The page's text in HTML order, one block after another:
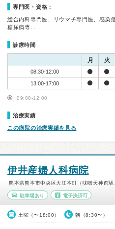
専門医・資格：
総合内科専門医、リウマチ専門医、感染
糖尿病専…
診療時間
月 火
08:30-12:00
13:00-17:00
09:00-12:00
治療実績
この病院の治療実績を見る
伊井産婦人科病院
熊本県熊本市中央区大江本町（味噌天神前駅
駐車場あり 電子決済可
土曜（〜18:00） 朝（8:30〜）